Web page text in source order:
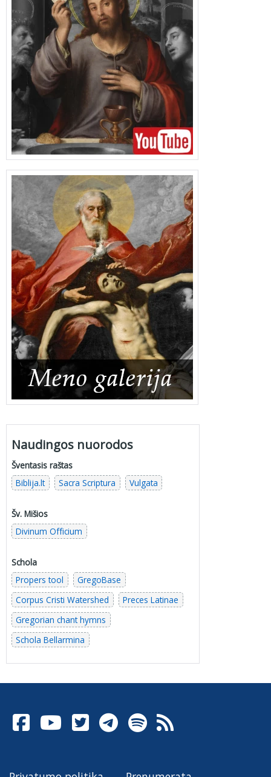
Naudingos nuorodos
Šventasis raštas
Biblija.lt
Sacra Scriptura Vulgata
Šv. Mišios
Divinum Officium
Schola
Propers tool
GregoBase
Corpus Cristi Watershed
Preces Latinae
Gregorian chant hymns
Schola Bellarmina